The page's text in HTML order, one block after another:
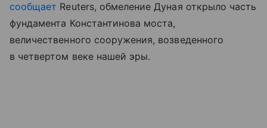
сообщает Reuters, обмеление Дуная открыло часть
фундамента Константинова моста,
величественного сооружения, возведенного
в четвертом веке нашей эры.